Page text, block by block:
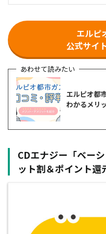
エルピ
公式サイ
エルピオ都
わかるメリ
CDエナジー「ベー
ット割＆ポイント還